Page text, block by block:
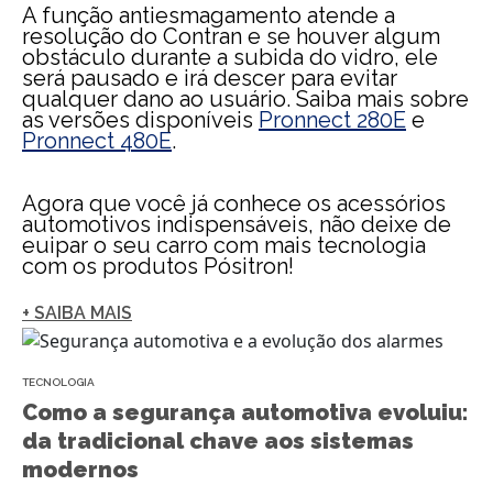
A função antiesmagamento atende a
resolução do Contran e se houver algum
obstáculo durante a subida do vidro, ele
será pausado e irá descer para evitar
qualquer dano ao usuário. Saiba mais sobre
as versões disponíveis Pronnect 280E e
Pronnect 480E.
Agora que você já conhece os acessórios
automotivos indispensáveis, não deixe de
euipar o seu carro com mais tecnologia
com os produtos Pósitron!
+ SAIBA MAIS
TECNOLOGIA
Como a segurança automotiva evoluiu:
da tradicional chave aos sistemas
modernos